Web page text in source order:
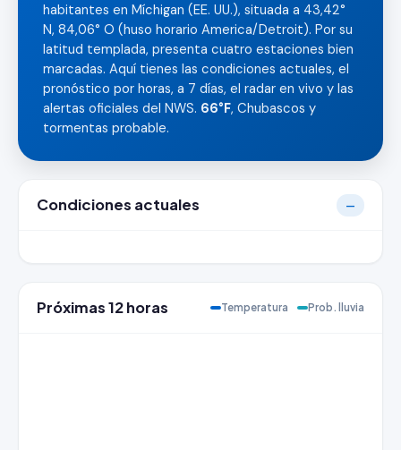
habitantes en Míchigan (EE. UU.), situada a 43,42°
N, 84,06° O (huso horario America/Detroit). Por su
latitud templada, presenta cuatro estaciones bien
marcadas. Aquí tienes las condiciones actuales, el
pronóstico por horas, a 7 días, el radar en vivo y las
alertas oficiales del NWS. 66°F, Chubascos y
tormentas probable.
Condiciones actuales —
Próximas 12 horas Temperatura Prob. lluvia